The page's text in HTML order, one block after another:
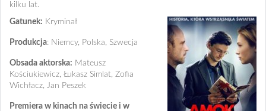
kilku lat.
Gatunek: Kryminał
Produkcja: Niemcy, Polska, Szwecja
Obsada aktorska: Mateusz
Kościukiewicz, Łukasz Simlat, Zofia
Wichłacz, Jan Peszek
Premiera w kinach na świecie i w